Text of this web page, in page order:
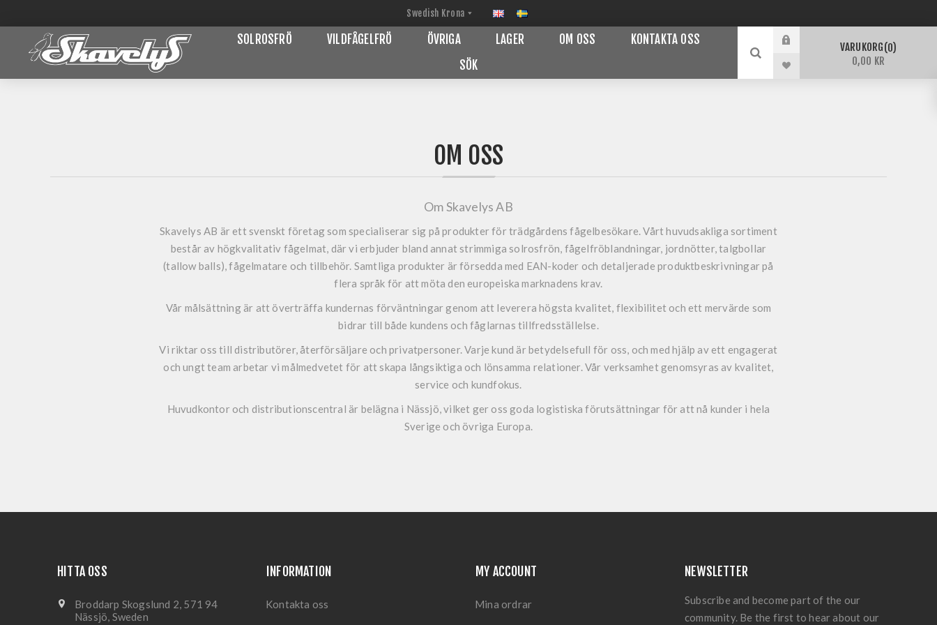
SOLROSFRÖ VILDFÅGELFRÖ ÖVRIGA LAGER OM OSS
KONTAKTA OSS
SÖK
VARUKORG 0
0,00 KR
OM OSS
Om Skavelys AB
Skavelys AB är ett svenskt företag som specialiserar sig på produkter för trädgårdens fågelbesökare. Vårt huvudsakliga sortiment
består av högkvalitativ fågelmat, där vi erbjuder bland annat strimmiga solrosfrön, fågelfröblandningar, jordnötter, talgbollar
(tallow balls), fågelmatare och tillbehör. Samtliga produkter är försedda med EAN-koder och detaljerade produktbeskrivningar på
flera språk för att möta den europeiska marknadens krav.
Vår målsättning är att överträffa kundernas förväntningar genom att leverera högsta kvalitet, flexibilitet och ett mervärde som
bidrar till både kundens och fåglarnas tillfredsställelse.
Vi riktar oss till distributörer, återförsäljare och privatpersoner. Varje kund är betydelsefull för oss, och med hjälp av ett engagerat
och ungt team arbetar vi målmedvetet för att skapa långsiktiga och lönsamma relationer. Vår verksamhet genomsyras av kvalitet,
service och kundfokus.
Huvudkontor och distributionscentral är belägna i Nässjö, vilket ger oss goda logistiska förutsättningar för att nå kunder i hela
Sverige och övriga Europa.
HITTA OSS
Broddarp Skogslund 2, 571 94
Nässjö, Sweden
INFORMATION
Kontakta oss
MY ACCOUNT
Mina ordrar
NEWSLETTER
Subscribe and become part of the our
community. Be the first to hear about our